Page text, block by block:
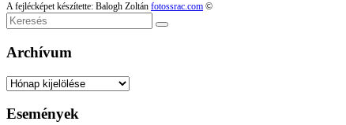
A fejlécképet készítette: Balogh Zoltán fotossrac.com ©
Keresés
Archívum
Archívum
Események